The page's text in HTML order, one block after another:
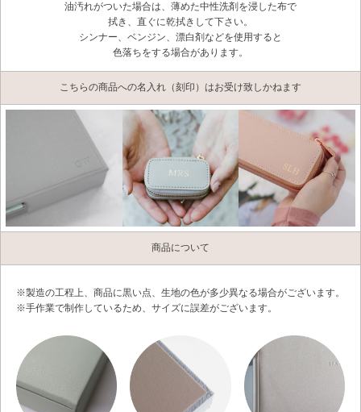
油汚れがついた場合は、薄めた中性洗剤を浸した布で
拭き、直ぐに乾拭きして下さい。
シンナー、ベンジン、漂白剤などを使用すると
色落ちをする場合があります。
こちらの商品への名入れ（刻印）はお受け致しかねます
商品について
※製造の工程上、商品に黒い点、生地の色が多少異なる場合がございます。
※手作業で制作しているため、サイズに誤差がございます。